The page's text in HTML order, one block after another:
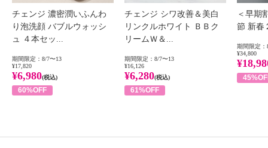
チェンジ 濃密潤いふんわ
り泡洗顔 バブルウォッシ
ュ ４本セッ...
期間限定：8/7〜13
¥17,820
¥6,980(税込)
60%OFF
チェンジ シワ改善＆美白
リンクルホワイト ＢＢク
リームＷ＆...
期間限定：8/7〜13
¥16,126
¥6,280(税込)
61%OFF
＜早期
節 新春
期間限定：
¥34,800